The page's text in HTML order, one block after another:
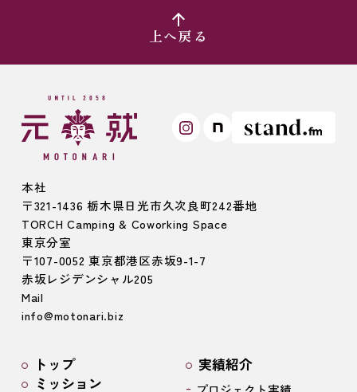
上へ戻る
本社
〒321-1436 栃木県日光市久次良町242番地
TORCH Camping & Coworking Space
東京分室
〒107-0052 東京都港区赤坂9-1-7
赤坂レジデンシャル205
Mail
info@motonari.biz
トップ
ミッション
実績紹介